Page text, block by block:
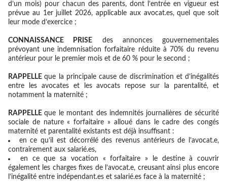
d’un mois) pour chacun des parents, dont l’entrée en vigueur est
prévue au 1er juillet 2026, applicable aux avocat.es, quel que soit
leur mode d’exercice ;
CONNAISSANCE PRISE des annonces gouvernementales
prévoyant une indemnisation forfaitaire réduite à 70% du revenu
antérieur pour le premier mois et de 60 % pour le second ;
RAPPELLEque la principale cause de discrimination et d’inégalités
entre les avocates et les avocats repose sur la parentalité, et
notamment la maternité ;
RAPPELLEque le montant des indemnités journalières de sécurité
sociale de nature « forfaitaire » alloué dans le cadre des congés
maternité et parentalité existants est déjà insuffisant :
en ce qu’il est décorrélé des revenus antérieurs de l’avocat.e,
contrairement aux salarié.es,
en ce que sa vocation « forfaitaire » le destine à couvrir
également les charges fixes de l’avocat.e, creusant ainsi plus encore
l’inégalité entre indépendant.es et salarié.es face à la maternité ;